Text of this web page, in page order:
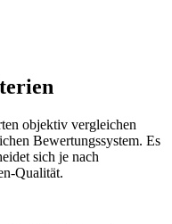
objektiv vergleichen
Bewertungssystem. Es
sich je nach
Qualität.